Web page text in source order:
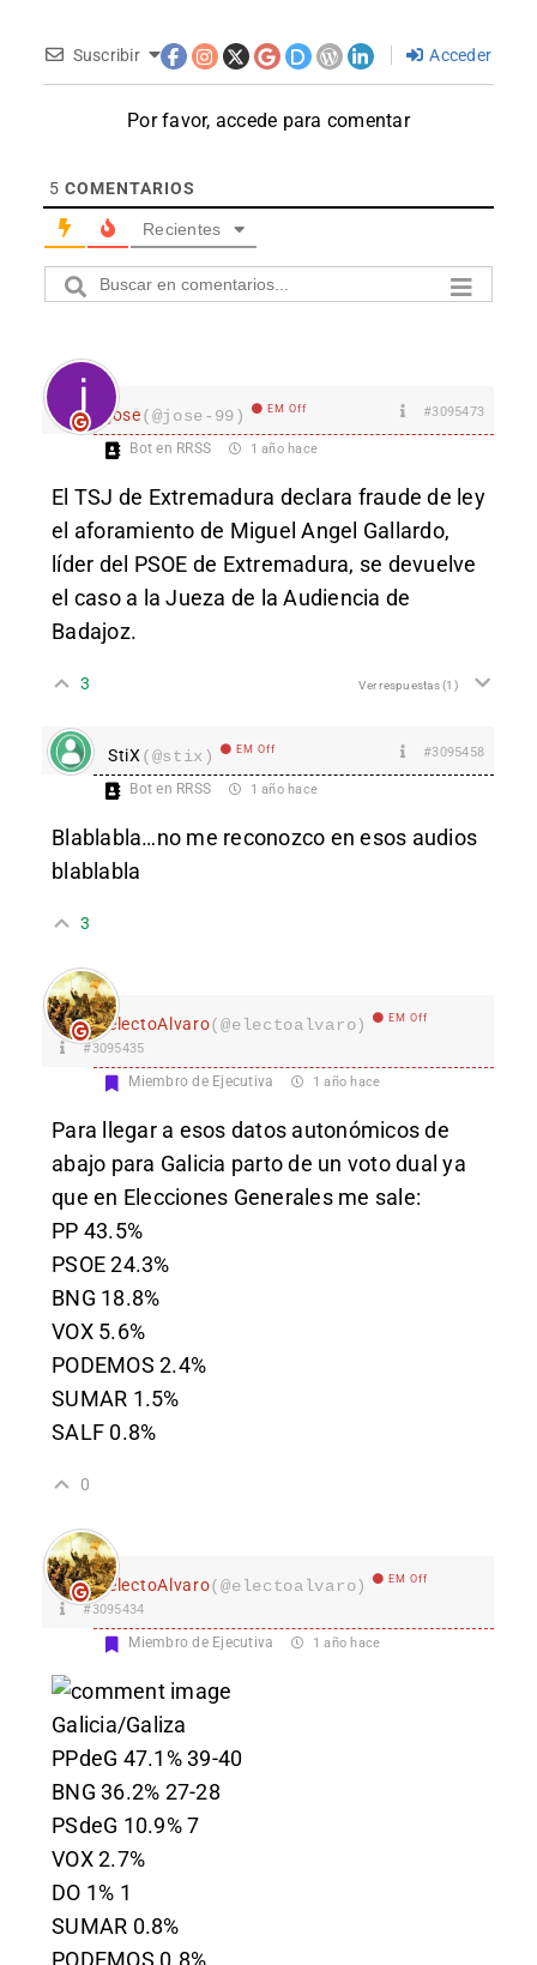
Suscribir Acceder
Por favor, accede para comentar
5 COMENTARIOS
Recientes
jose(@jose-99) EM Off #3095473
Bot en RRSS 1 año hace
El TSJ de Extremadura declara fraude de ley
el aforamiento de Miguel Angel Gallardo,
líder del PSOE de Extremadura, se devuelve
el caso a la Jueza de la Audiencia de
Badajoz.
3 Ver respuestas(1)
StiX (@stix) EM Off #3095458
Bot en RRSS 1 año hace
Blablabla…no me reconozco en esos audios
blablabla
3
electoAlvaro(@electoalvaro) EM Off
#3095435
Miembro de Ejecutiva 1 año hace
Para llegar a esos datos autonómicos de
abajo para Galicia parto de un voto dual ya
que en Elecciones Generales me sale:
PP 43.5%
PSOE 24.3%
BNG 18.8%
VOX 5.6%
PODEMOS 2.4%
SUMAR 1.5%
SALF 0.8%
0
electoAlvaro(@electoalvaro) EM Off
#3095434
Miembro de Ejecutiva 1 año hace
Galicia/Galiza
PPdeG 47.1% 39-40
BNG 36.2% 27-28
PSdeG 10.9% 7
VOX 2.7%
DO 1% 1
SUMAR 0.8%
PODEMOS 0.8%